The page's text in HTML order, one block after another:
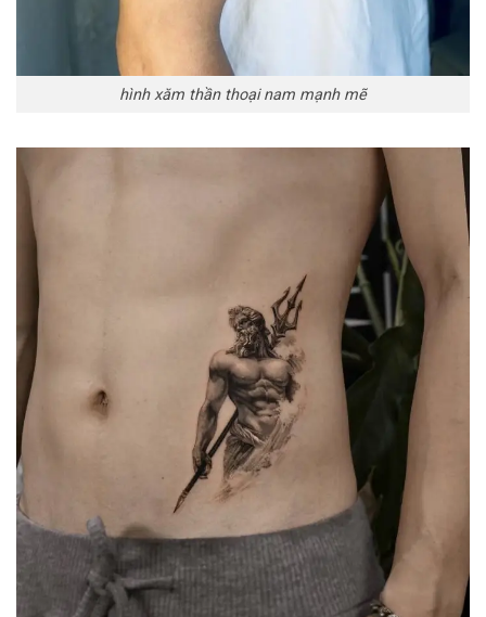
hình xăm thần thoại nam mạnh mẽ